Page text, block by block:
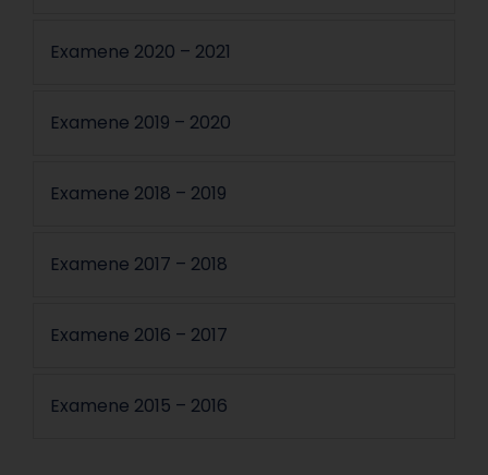
Examene 2020 – 2021
Examene 2019 – 2020
Examene 2018 – 2019
Examene 2017 – 2018
Examene 2016 – 2017
Examene 2015 – 2016